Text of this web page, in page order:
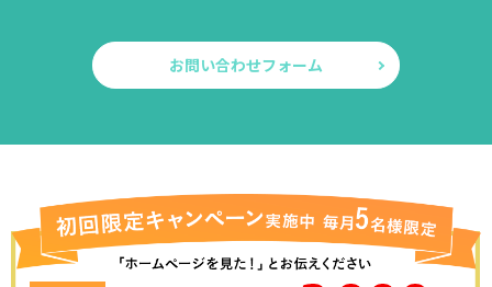
お問い合わせフォーム